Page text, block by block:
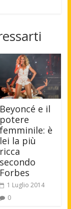
Beyoncé e il
potere
femminile: è
lei la più
ricca
secondo
Forbes
1 Luglio 2014
0